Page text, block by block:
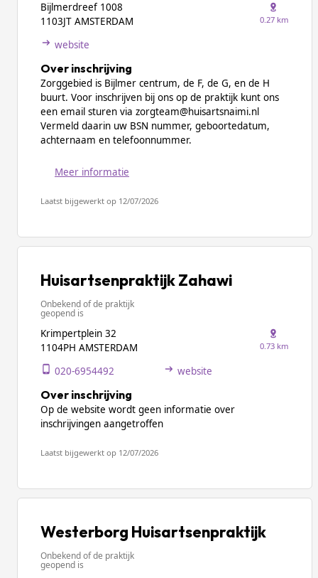
Bijlmerdreef 1008
1103JT AMSTERDAM
0.27 km
website
Over inschrijving
Zorggebied is Bijlmer centrum, de F, de G, en de H
buurt. Voor inschrijven bij ons op de praktijk kunt ons
een email sturen via zorgteam@huisartsnaimi.nl
Vermeld daarin uw BSN nummer, geboortedatum,
achternaam en telefoonnummer.
Meer informatie
Laatst bijgewerkt op 12/07/2026
Huisartsenpraktijk Zahawi
Onbekend of de praktijk
geopend is
Krimpertplein 32
1104PH AMSTERDAM
0.73 km
020-6954492 website
Over inschrijving
Op de website wordt geen informatie over
inschrijvingen aangetroffen
Laatst bijgewerkt op 12/07/2026
Westerborg Huisartsenpraktijk
Onbekend of de praktijk
geopend is